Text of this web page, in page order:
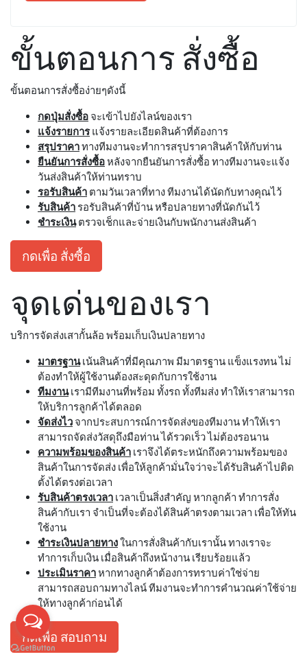
ขั้นตอนการ สั่งซื้อ
ขั้นตอนการสั่งซื้อง่ายๆดังนี้
กดปุ่มสั่งซื้อ จะเข้าไปยังไลน์ของเรา
แจ้งรายการแจ้งรายละเอียดสินค้าที่ต้องการ
สรุปราคาทางทีมงานจะทำการสรุปราคาสินค้าให้กับท่าน
ยืนยันการสั่งซื้อหลังจากยืนยันการสั่งซื้อ ทางทีมงานจะแจ้ง
วันส่งสินค้าให้ท่านทราบ
รอรับสินค้า ตามวันเวลาที่ทาง ทีมงานได้นัดกับทางคุณไว้
รับสินค้า รอรับสินค้าที่บ้าน หรือปลายทางที่นัดกันไว้
ชำระเงินตรวจเช็กและจ่ายเงินกับพนักงานส่งสินค้า
กดเพื่อ สั่งซื้อ
จุดเด่นของเรา
บริการจัดส่งเสากั้นล้อ พร้อมเก็บเงินปลายทาง
มาตรฐานเน้นสินค้าที่มีคุณภาพ มีมาตรฐาน แข็งแรงทน ไม่
ต้องทำให้ผู้ใช้งานต้องสะดุดกับการใช้งาน
ทีมงานเรามีทีมงานที่พร้อม ทั้งรถ ทั้งทีมส่ง ทำให้เราสามารถ
ให้บริการลูกค้าได้ตลอด
จัดส่งไว จากประสบการณ์การจัดส่งของทีมงาน ทำให้เรา
สามารถจัดส่งวัสดุถึงมือท่าน ได้รวดเร็ว ไม่ต้องรอนาน
ความพร้อมของสินค้า เราจึงได้ตระหนักถึงความพร้อมของ
สินค้าในการจัดส่ง เพื่อให้ลูกค้ามั่นใจว่าจะได้รับสินค้าไปติด
ตั้งได้ตรงต่อเวลา
รับสินค้าตรงเวลา เวลาเป็นสิ่งสำคัญ หากลูกค้า ทำการสั่ง
สินค้ากับเรา จำเป็นที่จะต้องได้สินค้าตรงตามเวลา เพื่อให้ทัน
ใช้งาน
ชำระเงินปลายทางในการสั่งสินค้ากับเรานั้น ทางเราจะ
ทำการเก็บเงิน เมื่อสินค้าถึงหน้างาน เรียบร้อยแล้ว
ประเมินราคาหากทางลูกค้าต้องการทราบค่าใช่จ่าย
สามารถสอบถามทางไลน์ ทีมงานจะทำการคำนวณค่าใช้จ่าย
ให้ทางลูกค้าก่อนได้
กดเพื่อ สอบถาม